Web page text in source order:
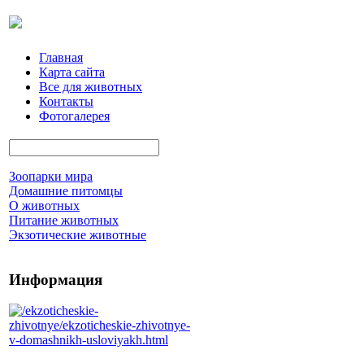
Главная
Карта сайта
Все для животных
Контакты
Фотогалерея
Зоопарки мира
Домашние питомцы
О животных
Питание животных
Экзотические животные
Информация